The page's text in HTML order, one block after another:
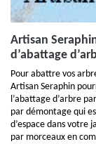
Artisan
d’abattage
Pour abattre vos
Artisan Seraphin
l’abattage d’arbre
par démontage qui
d’espace dans votre
par morceaux en